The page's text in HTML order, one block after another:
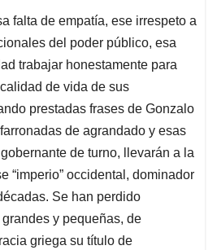
falta de empatía, ese irrespeto a
del poder público, esa
trabajar honestamente para
de vida de sus
prestadas frases de Gonzalo
de agrandado y esas
de turno, llevarán a la
“imperio” occidental, dominador
Se han perdido
y pequeñas, de
griega su título de